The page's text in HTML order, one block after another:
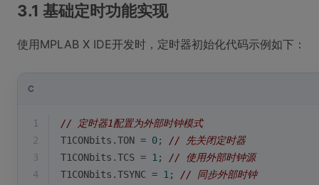
3.1 基础定时功能实现
使用MPLAB X IDE开发时，定时器初始化代码示例如下：
C
1
// 定时器1配置为外部时钟模式
2
T1CONbits.TON = 0; // 先关闭定时器
3
T1CONbits.TCS = 1 ; // 使用外部时钟源
4
T1CONbits.TSYNC = 1 ; // 同步外部时钟